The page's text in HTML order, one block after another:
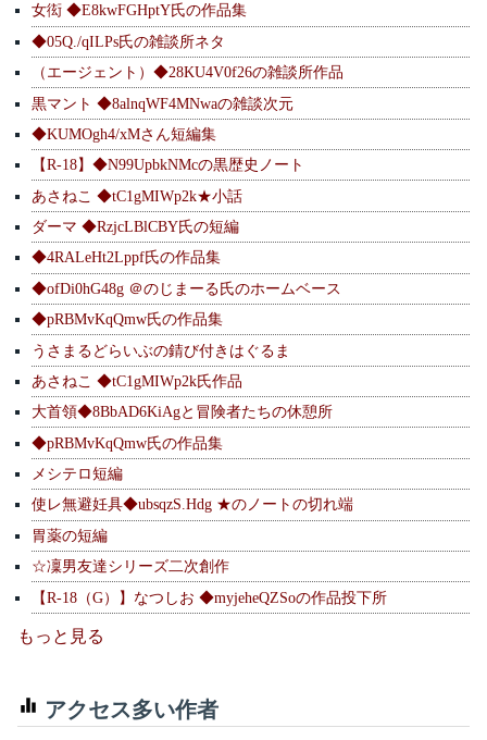
女衒 ◆E8kwFGHptY氏の作品集
◆05Q./qILPs氏の雑談所ネタ
（エージェント）◆28KU4V0f26の雑談所作品
黒マント ◆8alnqWF4MNwaの雑談次元
◆KUMOgh4/xMさん短編集
【R-18】◆N99UpbkNMcの黒歴史ノート
あさねこ ◆tC1gMIWp2k★小話
ダーマ ◆RzjcLBlCBY氏の短編
◆4RALeHt2Lppf氏の作品集
◆ofDi0hG48g ＠のじまーる氏のホームベース
◆pRBMvKqQmw氏の作品集
うさまるどらいぶの錆び付きはぐるま
あさねこ ◆tC1gMIWp2k氏作品
大首領◆8BbAD6KiAgと冒険者たちの休憩所
◆pRBMvKqQmw氏の作品集
メシテロ短編
使レ無避妊具◆ubsqzS.Hdg ★のノートの切れ端
胃薬の短編
☆凜男友達シリーズ二次創作
【R-18（G）】なつしお ◆myjeheQZSoの作品投下所
もっと見る
アクセス多い作者